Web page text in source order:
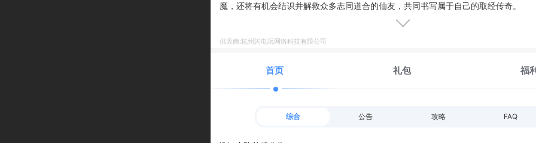
魔，还将有机会结识并解救众多志同道合的仙友，共同书写属于自己的取经传奇。
供应商:杭州闪电玩网络科技有限公司
首页 礼包 福
综合 公告 攻略 FAQ